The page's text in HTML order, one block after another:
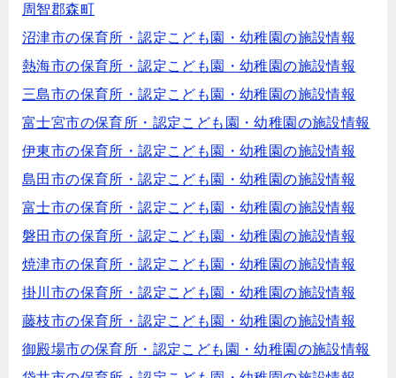
周智郡森町
沼津市の保育所・認定こども園・幼稚園の施設情報
熱海市の保育所・認定こども園・幼稚園の施設情報
三島市の保育所・認定こども園・幼稚園の施設情報
富士宮市の保育所・認定こども園・幼稚園の施設情報
伊東市の保育所・認定こども園・幼稚園の施設情報
島田市の保育所・認定こども園・幼稚園の施設情報
富士市の保育所・認定こども園・幼稚園の施設情報
磐田市の保育所・認定こども園・幼稚園の施設情報
焼津市の保育所・認定こども園・幼稚園の施設情報
掛川市の保育所・認定こども園・幼稚園の施設情報
藤枝市の保育所・認定こども園・幼稚園の施設情報
御殿場市の保育所・認定こども園・幼稚園の施設情報